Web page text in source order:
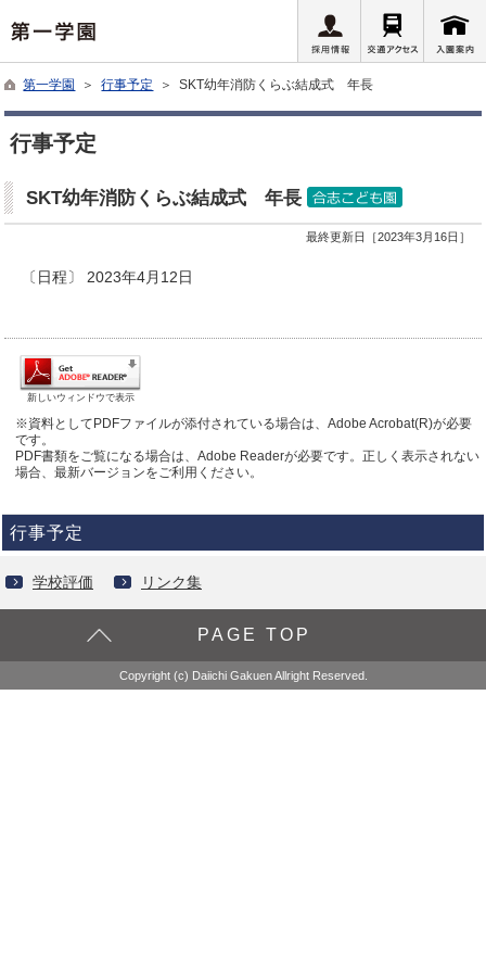
第一学園 ＞行事予定 ＞ SKT幼年消防くらぶ結成式 年長
行事予定
SKT幼年消防くらぶ結成式 年長
最終更新日［2023年3月16日］
〔日程〕 2023年4月12日
新しいウィンドウで表示
※資料としてPDFファイルが添付されている場合は、Adobe Acrobat(R)が必要
です。
PDF書類をご覧になる場合は、Adobe Readerが必要です。正しく表示されない
場合、最新バージョンをご利用ください。
行事予定
学校評価 リンク集
PAGE TOP
Copyright (c) Daiichi Gakuen Allright Reserved.